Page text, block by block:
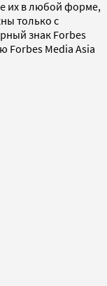
их в любой форме,
только с
знак Forbes
Forbes Media Asia